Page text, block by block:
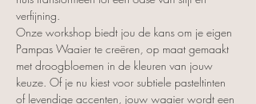
verfijning.
Onze workshop biedt jou de kans om je eigen
Pampas Waaier te creëren, op maat gemaakt
met droogbloemen in de kleuren van jouw
keuze. Of je nu kiest voor subtiele pasteltinten
of levendige accenten, jouw waaier wordt een